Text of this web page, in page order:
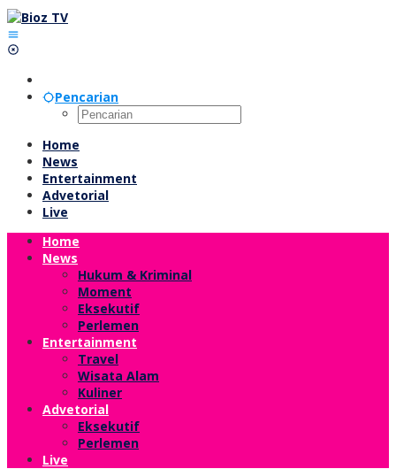
Lewati
ke
konten
Pencarian
Home
News
Entertainment
Advetorial
Live
Home
News
Hukum & Kriminal
Moment
Eksekutif
Perlemen
Entertainment
Travel
Wisata Alam
Kuliner
Advetorial
Eksekutif
Perlemen
Live